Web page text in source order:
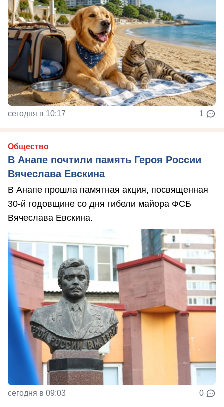
сегодня в 10:17 1
Общество
В Анапе почтили память Героя России
Вячеслава Евскина
В Анапе прошла памятная акция, посвященная
30-й годовщине со дня гибели майора ФСБ
Вячеслава Евскина.
сегодня в 09:03 0